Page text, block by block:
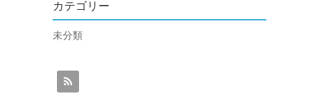
カテゴリー
未分類